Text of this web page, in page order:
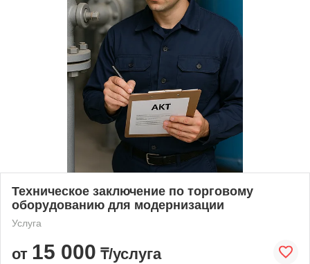
Техническое заключение по торговому
оборудованию для модернизации
Услуга
от 15 000 ₸/услуга